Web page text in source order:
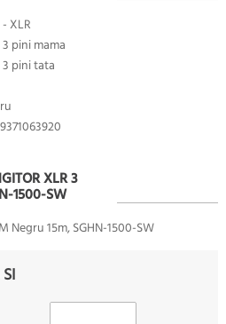
XLR
pini mama
3 pini tata
XLR 3
1500-SW
15m, SGHN-1500-SW